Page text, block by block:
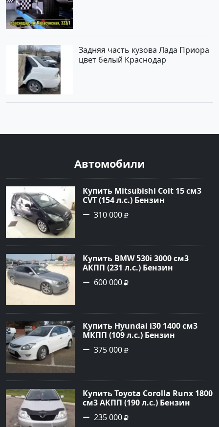
Задняя часть кузова Лада Приора
цвет белый Краснодар
Автомобили
Купить Mitsubishi Colt 15 см3
CVT (154 л.с.) Бензин
турбонаддув в Краснодар:
цвет Чёрный металик Хетчбэк
сайте Авторынок23
310 000
Купить BMW 530i 3000 см3
АКПП (231 л.с.) Бензин
инжектор в Новороссийск:
цвет серый Седан 2004 года по
Авторынок23
600 000
Купить Hyundai i30 1400 см3
МКПП (109 л.с.) Бензин
инжектор в Кропоткин: цвет
белый Хетчбэк 2011 года по
Авторынок23
375 000
Купить Toyota Corolla Runx 1800
см3 АКПП (190 л.с.) Бензин
инжектор в Тихорецк: цвет
Серый Хетчбэк 2002 года по
235 000